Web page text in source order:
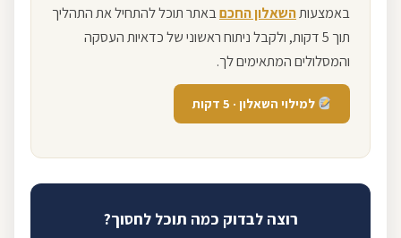
באמצעותהשאלון החכםבאתר תוכל להתחיל את התהליך
תוך 5 דקות, ולקבל ניתוח ראשוני של כדאיות העסקה
והמסלולים המתאימים לך.
למילוי השאלון · 5 דקות
רוצה לבדוק כמה תוכל לחסוך?